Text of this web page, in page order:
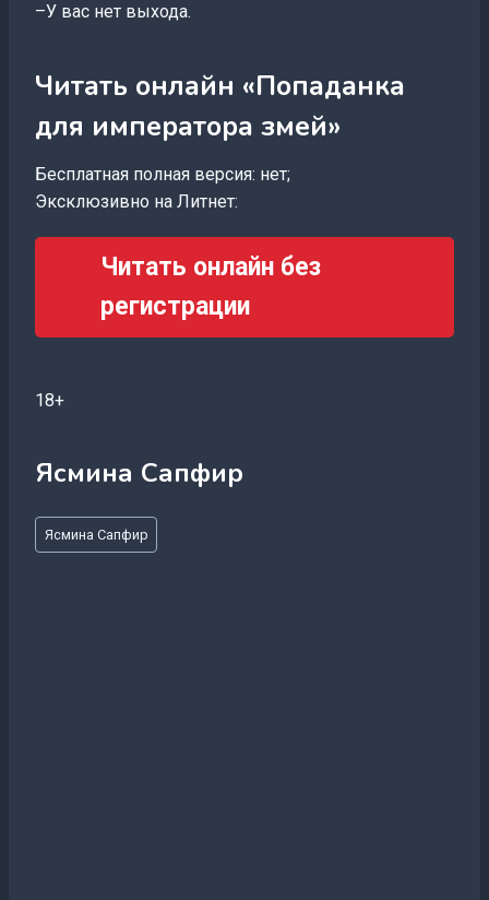
–У вас нет выхода.
Читать онлайн «Попаданка
для императора змей»
Бесплатная полная версия: нет;
Эксклюзивно на Литнет:
Читать онлайн без
регистрации
18+
Ясмина Сапфир
Метки
записи:
Ясмина Сапфир